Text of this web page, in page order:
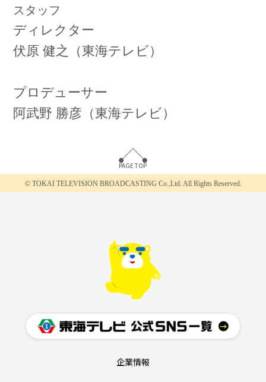
スタッフ
ディレクター
伏原 健之（東海テレビ）
プロデューサー
阿武野 勝彦（東海テレビ）
PAGE TOP
© TOKAI TELEVISION BROADCASTING Co.,Ltd. All Rights Reserved.
企業情報